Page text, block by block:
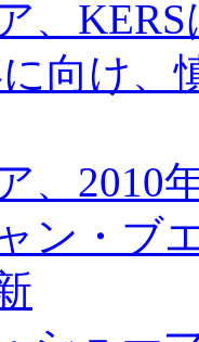
、
に向け
、2010
ン・ブ